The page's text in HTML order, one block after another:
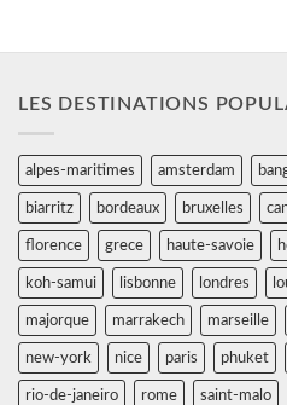
LES DESTINATIONS
alpes-maritimes amsterdam
biarritz bordeaux bruxelles
florence grece haute-savoie
koh-samui lisbonne londres
majorque marrakech marseille
new-york nice paris phuket
rio-de-janeiro rome saint-malo